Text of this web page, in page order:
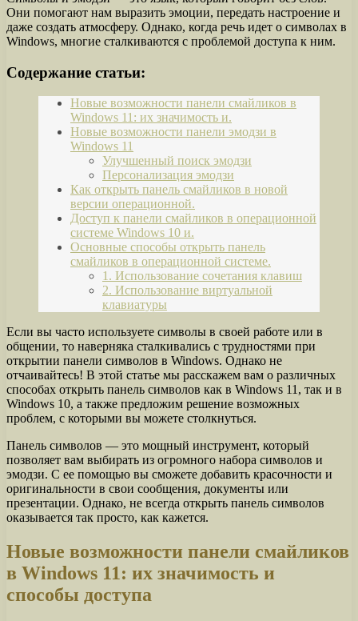
Они помогают нам выразить эмоции, передать настроение и
даже создать атмосферу. Однако, когда речь идет о символах в
Windows, многие сталкиваются с проблемой доступа к ним.
Содержание статьи:
Новые возможности панели смайликов в
Windows 11: их значимость и.
Новые возможности панели эмодзи в
Windows 11
Улучшенный поиск эмодзи
Персонализация эмодзи
Как открыть панель смайликов в новой
версии операционной.
Доступ к панели смайликов в операционной
системе Windows 10 и.
Основные способы открыть панель
смайликов в операционной системе.
1. Использование сочетания клавиш
2. Использование виртуальной
клавиатуры
Если вы часто используете символы в своей работе или в
общении, то наверняка сталкивались с трудностями при
открытии панели символов в Windows. Однако не
отчаивайтесь! В этой статье мы расскажем вам о различных
способах открыть панель символов как в Windows 11, так и в
Windows 10, а также предложим решение возможных
проблем, с которыми вы можете столкнуться.
Панель символов — это мощный инструмент, который
позволяет вам выбирать из огромного набора символов и
эмодзи. С ее помощью вы сможете добавить красочности и
оригинальности в свои сообщения, документы или
презентации. Однако, не всегда открыть панель символов
оказывается так просто, как кажется.
Новые возможности панели смайликов
в Windows 11: их значимость и
способы доступа